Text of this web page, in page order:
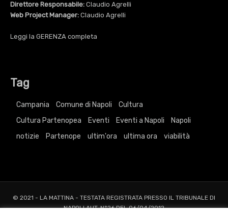
Direttore Responsabile: Claudio Agrelli
Web Project Manager: Claudio Agrelli
Leggi la GERENZA completa
Tag
Campania Comune di Napoli
Cultura
Cultura Partenopea
Eventi Eventi a Napoli
Napoli
notizie
Partenope ultim'ora ultima ora viabilità
© 2021 - LA MATTINA - TESTATA REGISTRATA PRESSO IL TRIBUNALE DI
NAPOLI AUT. N°26 DEL 06/04/2012